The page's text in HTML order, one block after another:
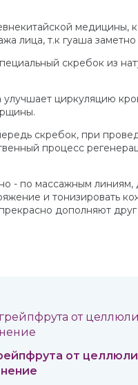
медицины,
лица, т.к гуаша
скребок из
циркуляцию
скребок, при
процесс
- по массажным линиям,
и тонизировать
дополняют
от